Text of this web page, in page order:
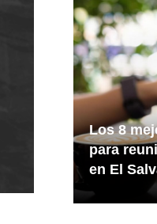
Los 8
para
en El